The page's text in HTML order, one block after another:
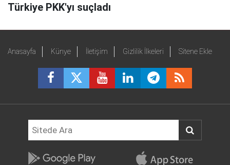
Türkiye PKK'yı suçladı
Anasayfa Künye İletişim Gizlilik İlkeleri Sitene Ekle